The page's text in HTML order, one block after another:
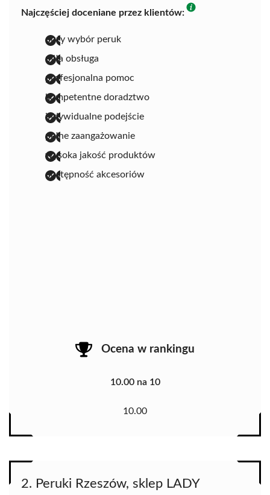
Najczęściej doceniane przez klientów:
duży wybór peruk
miła obsługa
profesjonalna pomoc
kompetentne doradztwo
indywidualne podejście
pełne zaangażowanie
wysoka jakość produktów
dostępność akcesoriów
Ocena w rankingu
10.00 na 10
10.00
2. Peruki Rzeszów, sklep LADY